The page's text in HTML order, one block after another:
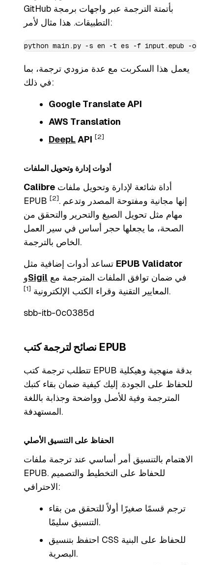
GitHub بأتمتة الترجمة عبر واجهات برمجة
التطبيقات. هذا مثال لأمر:
يعمل هذا السكربت مع عدة مزودي ترجمة، بما
في ذلك:
Google Translate API
AWS Translation
DeepL API [2]
أدوات إدارة وتحويل الملفات
Calibre
EPUB [2] . إنها مجانية ومفتوحة المصدر وتدعم
مهام مثل تحويل الصيغ والتحرير والتحقق من
الصحة، ما يجعلها حجر أساس في سير العمل
الخاص بالترجمة.
EPUB Validator
وSigil
المعايير التقنية وقراء الكتب الإلكترونية [1] .
sbb-itb-0c0385d
نصائح لترجمة كتب EPUB
تتطلب ترجمة كتب EPUB بدقة منهجية وهيكلية
للحفاظ على الجودة. إليك كيفية ضمان بقاء كتبك
المترجمة وفية للأصل وواضحة وجذابة باللغة
المستهدفة.
الحفاظ على التنسيق الأصلي
الاهتمام بالتنسيق أمر أساسي عند ترجمة ملفات
EPUB. للحفاظ على التخطيط والتصميم
الاحترافي:
ترجم قسمًا صغيرًا أولاً للتحقق من بقاء
التنسيق سليمًا.
احتفظ بتنسيق CSS للحفاظ على البنية
البصرية.